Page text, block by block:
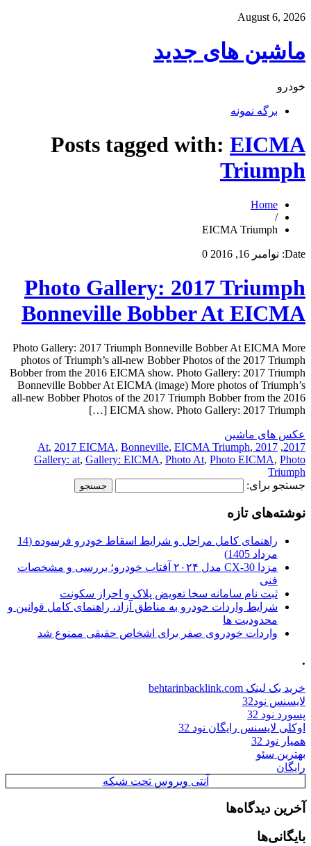
August 6, 2026
ماشین های جدید
خودرو
برگه نمونه
Posts tagged with: EICMA
Triumph
Home
/
EICMA Triumph
Date: نوامبر 16, 2016 0
Photo Gallery: 2017 Triumph
Bonneville Bobber At EICMA
Photo Gallery: 2017 Triumph Bonneville Bobber At EICMA More
photos of Triumph’s all-new Bobber Photos of the 2017 Triumph
Bobber from the 2016 EICMA show. Photo Gallery: 2017 Triumph
Bonneville Bobber At EICMA (image) More photos of Triumph’s
all-new Bobber Photos of the 2017 Triumph Bobber from the 2016
EICMA show. Photo Gallery: 2017 Triumph […]
عکس های ماشین
2017
,
2017 At
, 2017 EICMA, Bonneville, EICMA Triumph,
Gallery: at, Gallery: EICMA, Photo At, Photo EICMA, Photo
Triumph
جستجو برای:
نوشته‌های تازه
راهنمای کامل مراحل و شرایط اسقاط خودرو فرسوده (14
مرداد 1405)
مزدا CX-30 مدل ۲۰۲۴ آفتاب خودرو؛ بررسی و مشخصات
فنی
ثبت نام سامانه سخا تعویض پلاک و احراز سکونت
شرایط واردات خودرو به مناطق آزاد، راهنمای کامل قوانین و
محدودیت ها
واردات خودروی صفر برای اشخاص حقیقی ممنوع شد
.
خرید بک لینک behtarinbacklink.com
لایسنس نود32
پسورد نود 32
اوکلی لایسنس رایگان نود 32
همیار نود 32
بهترین سئو
رایگان
آنتی ویروس تحت شبکه
آخرین دیدگاه‌ها
بایگانی‌ها